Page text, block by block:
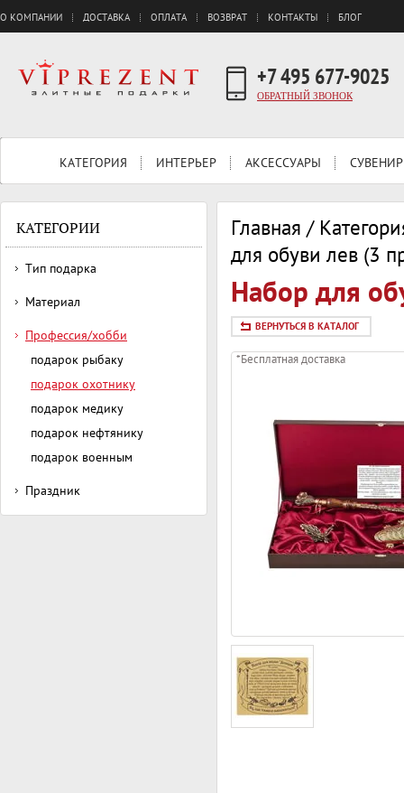
О КОМПАНИИ ДОСТАВКА ОПЛАТА ВОЗВРАТ КОНТАКТЫ БЛОГ
+7 495 677-9025
ОБРАТНЫЙ ЗВОНОК
КАТЕГОРИЯ ИНТЕРЬЕР АКСЕССУАРЫ
Главная /
для обуви лев (3
Набор для
ВЕРНУТЬСЯ В КАТАЛОГ
*Бесплатная доставка
КАТЕГОРИИ
Тип подарка
Материал
Профессия/хобби
подарок рыбаку
подарок охотнику
подарок медику
подарок нефтянику
подарок военным
Праздник